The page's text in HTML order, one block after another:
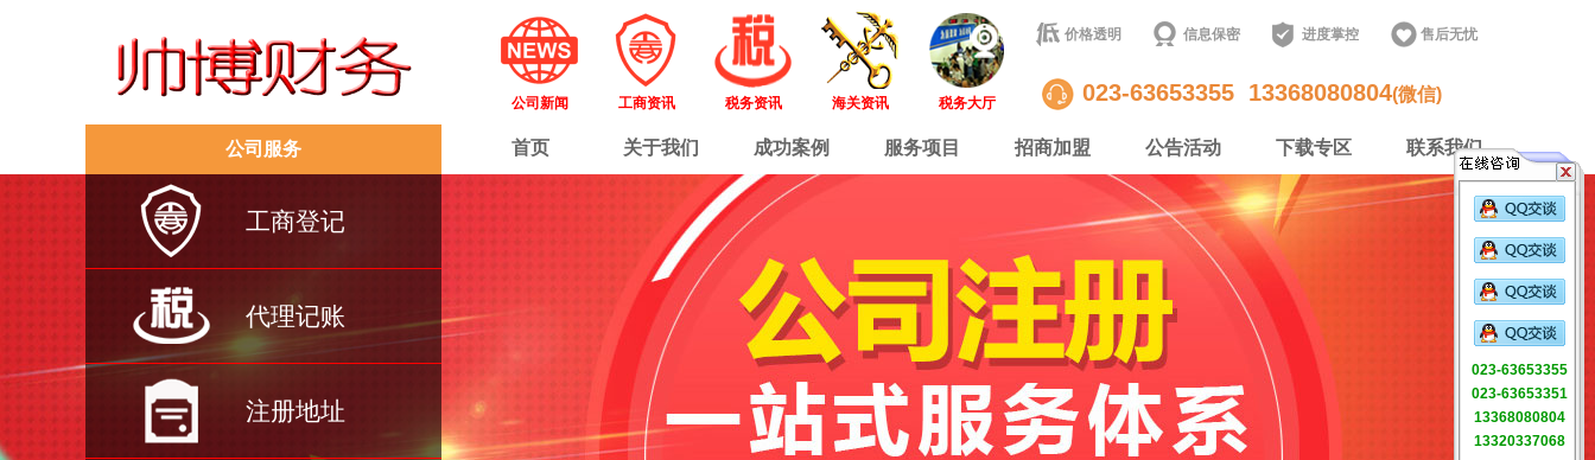
公司新闻 工商资讯 税务资讯 海关资讯 税务大厅
价格透明 信息保密 进度掌控 售后无忧
023-63653355 13368080804(微信)
公司服务
工商登记
代理记账
注册地址
首页 关于我们 成功案例 服务项目 招商加盟 公告活动 下载专区 联系我们
023-63653355
023-63653351
13368080804
13320337068